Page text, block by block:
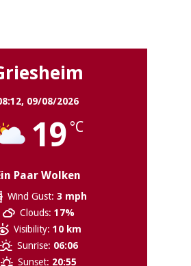
09/08/2026
19 °C
Paar Wolken
Wind Gust: 3 mph
Clouds: 17%
Visibility: 10 km
Sunrise: 06:06
Sunset: 20:55